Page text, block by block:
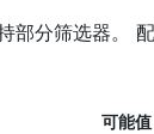
部分筛选器。
可能值